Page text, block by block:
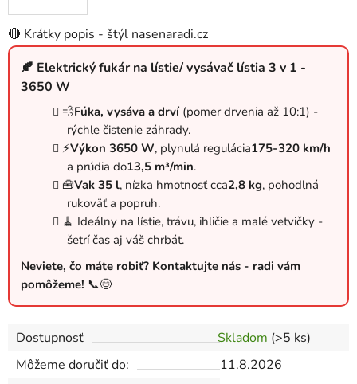
🔴 Krátky popis - štýl nasenaradi.cz
🍂 Elektrický fukár na lístie/ vysávač lístia 3 v 1 -
3650 W
💨Fúka, vysáva a drví (pomer drvenia až 10:1) -
rýchle čistenie záhrady.
⚡Výkon 3650 W, plynulá regulácia175-320 km/h
a prúdia do13,5 m³/min.
🧰Vak 35 l, nízka hmotnosť cca2,8 kg, pohodlná
rukoväť a popruh.
🧹 Ideálny na lístie, trávu, ihličie a malé vetvičky -
šetrí čas aj váš chrbát.
Neviete, čo máte robiť? Kontaktujte nás - radi vám
pomôžeme! 📞😊
Dostupnosť Skladom (>5 ks)
Môžeme doručiť do:
11.8.2026